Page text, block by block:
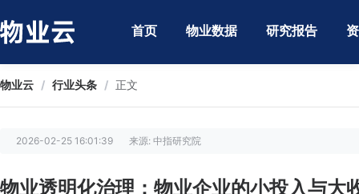
首页 物业数据 研究报告
物业云 / 行业头条 / 正文
2026-02-25 16:01:39 来源: 中指研究院
物业透明化治理：物业企业的小投入与大